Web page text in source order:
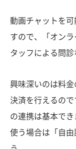
動画チャットを
すので、「オン
タッフによる問診
興味深いのは料
決済を行えるの
の連携は基本で
使う場合は「自